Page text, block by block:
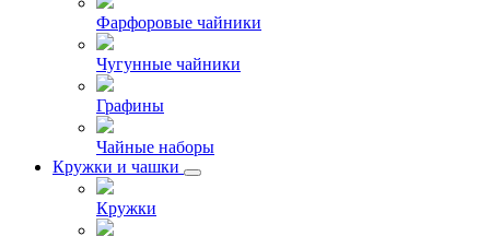
Фарфоровые чайники
Чугунные чайники
Графины
Чайные наборы
Кружки и чашки
Кружки